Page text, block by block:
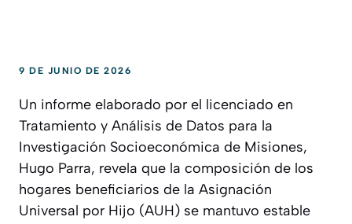
9 DE JUNIO DE 2026
Un informe elaborado por el licenciado en
Tratamiento y Análisis de Datos para la
Investigación Socioeconómica de Misiones,
Hugo Parra, revela que la composición de los
hogares beneficiarios de la Asignación
Universal por Hijo (AUH) se mantuvo estable